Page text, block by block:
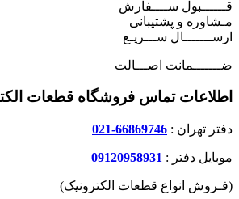
قــــــبول ســــفارش
مـشاوره و پشتیبانی
ارســـــــال ســـریـع
ضـــــــمانت اصـــالت
اطلاعات تماس فروشگاه قطعات
دفتر تهران : 66869746-021
موبایل دفتر : 09120958931
(فـروش انواع قطعات الکترونیک)